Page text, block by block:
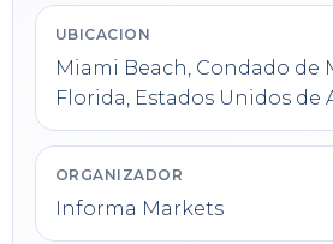
UBICACION
Miami Beach, Condado de
Florida, Estados Unidos de
ORGANIZADOR
Informa Markets